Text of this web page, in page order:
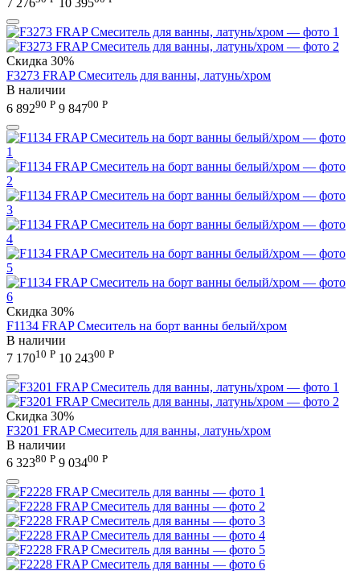
7 276 10 395
Скидка 30%
F3273 FRAP Смеситель для ванны, латунь/хром
В наличии
6 89290 Р 9 84700 Р
Скидка 30%
F1134 FRAP Смеситель на борт ванны белый/хром
В наличии
7 17010 Р 10 24300 Р
Скидка 30%
F3201 FRAP Смеситель для ванны, латунь/хром
В наличии
6 32380 Р 9 03400 Р